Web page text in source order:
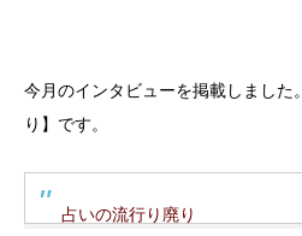
今月のインタビューを掲載しました
り】です。
占いの流行り廃り